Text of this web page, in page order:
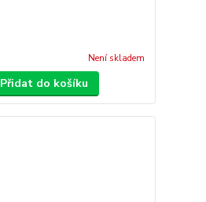
Není skladem
Přidat do košíku